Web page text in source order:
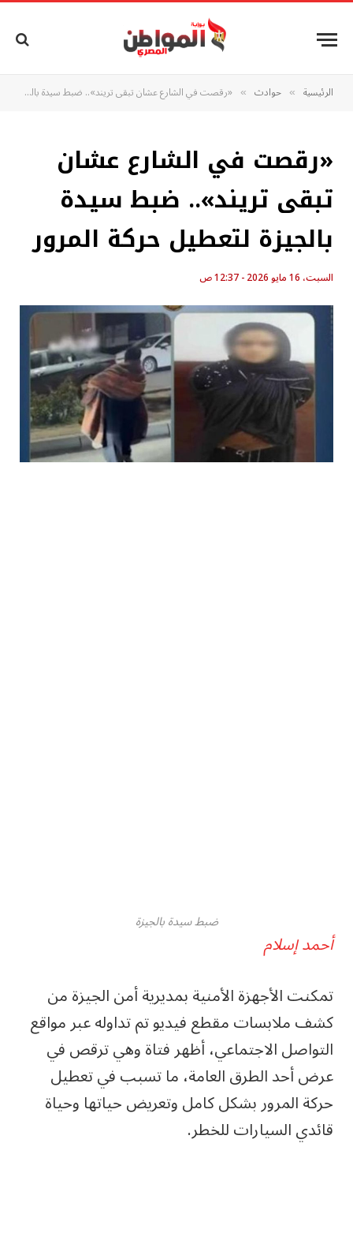
الرئيسية » حوادث » «رقصت في الشارع عشان تبقى تريند».. ضبط سيدة بالجيزة لتعطيل حركة المرور
«رقصت في الشارع عشان
تبقى تريند».. ضبط سيدة
بالجيزة لتعطيل حركة المرور
السبت، 16 مايو 2026 - 12:37 ص
ضبط سيدة بالجيزة
أحمد إسلام
تمكنت الأجهزة الأمنية بمديرية أمن الجيزة من
كشف ملابسات مقطع فيديو تم تداوله عبر مواقع
التواصل الاجتماعي، أظهر فتاة وهي ترقص في
عرض أحد الطرق العامة، ما تسبب في تعطيل
حركة المرور بشكل كامل وتعريض حياتها وحياة
قائدي السيارات للخطر.